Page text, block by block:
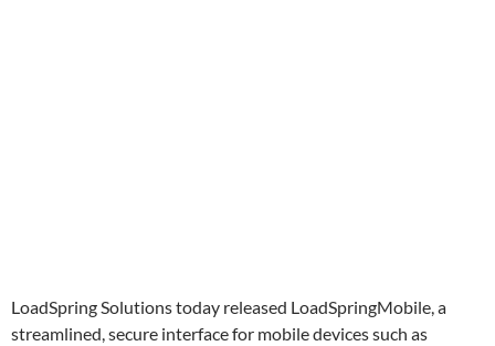
LoadSpring Solutions today released LoadSpringMobile, a
streamlined, secure interface for mobile devices such as